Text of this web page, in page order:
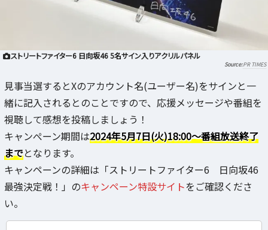
ストリートファイター6 日向坂46 5名サイン入りアクリルパネル
PR TIMES
見事当選するとXのアカウント名(ユーザー名)をサインと一
緒に記入されるとのことですので、応援メッセージや番組を
視聴して感想を投稿しましょう！
キャンぺーン期間は2024年5月7日(火)18:00～番組放送終了
までとなります。
キャンペーンの詳細は「ストリートファイター6 日向坂46
最強決定戦！」のキャンペーン特設サイトをご確認くださ
い。